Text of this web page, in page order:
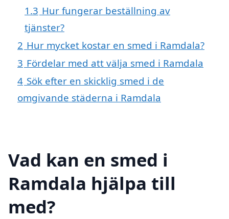
1.3 Hur fungerar beställning av
tjänster?
2 Hur mycket kostar en smed i Ramdala?
3 Fördelar med att välja smed i Ramdala
4 Sök efter en skicklig smed i de
omgivande städerna i Ramdala
Vad kan en smed i
Ramdala hjälpa till
med?